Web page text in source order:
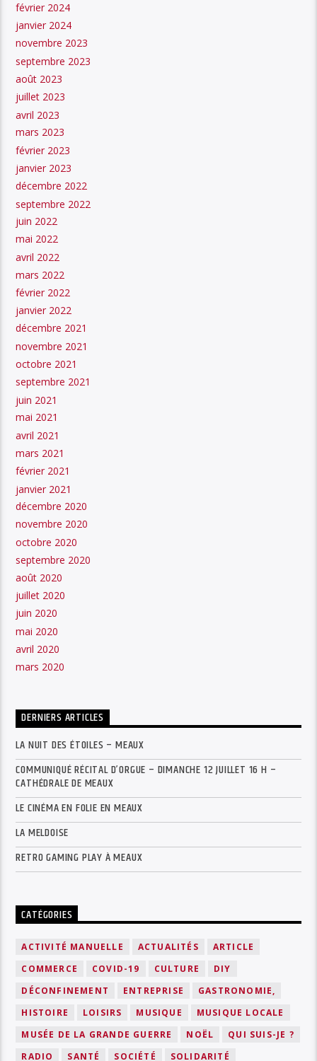
février 2024
janvier 2024
novembre 2023
septembre 2023
août 2023
juillet 2023
avril 2023
mars 2023
février 2023
janvier 2023
décembre 2022
septembre 2022
juin 2022
mai 2022
avril 2022
mars 2022
février 2022
janvier 2022
décembre 2021
novembre 2021
octobre 2021
septembre 2021
juin 2021
mai 2021
avril 2021
mars 2021
février 2021
janvier 2021
décembre 2020
novembre 2020
octobre 2020
septembre 2020
août 2020
juillet 2020
juin 2020
mai 2020
avril 2020
mars 2020
DERNIERS ARTICLES
LA NUIT DES ÉTOILES – MEAUX
COMMUNIQUÉ RÉCITAL D’ORGUE – DIMANCHE 12 JUILLET 16 H –
CATHÉDRALE DE MEAUX
LE CINÉMA EN FOLIE EN MEAUX
LA MELDOISE
RETRO GAMING PLAY À MEAUX
CATÉGORIES
ACTIVITÉ MANUELLE ACTUALITÉS
ARTICLE
COMMERCE
COVID-19 CULTURE
DIY
DÉCONFINEMENT
ENTREPRISE
GASTRONOMIE,
HISTOIRE
LOISIRS MUSIQUE
MUSIQUE LOCALE
MUSÉE DE LA GRANDE GUERRE
NOËL
QUI SUIS-JE ?
RADIO
SANTÉ SOCIÉTÉ SOLIDARITÉ